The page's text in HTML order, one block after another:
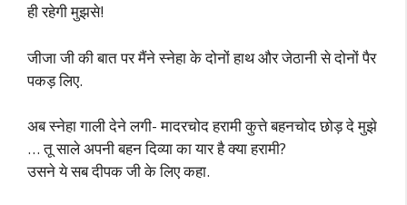
ही रहेगी मुझसे!
जीजा जी की बात पर मैंने स्नेहा के दोनों हाथ और जेठानी से दोनों पैर
पकड़ लिए.
अब स्नेहा गाली देने लगी- मादरचोद हरामी कुत्ते बहनचोद छोड़ दे मुझे
… तू साले अपनी बहन दिव्या का यार है क्या हरामी?
उसने ये सब दीपक जी के लिए कहा.